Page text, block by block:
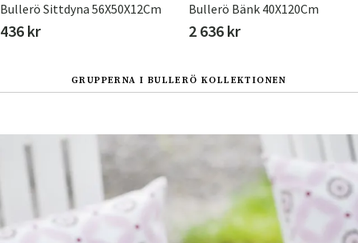
Bullerö Sittdyna 56X50X12Cm
436 kr
Bullerö Bänk 40X120Cm
2 636 kr
GRUPPERNA I BULLERÖ KOLLEKTIONEN